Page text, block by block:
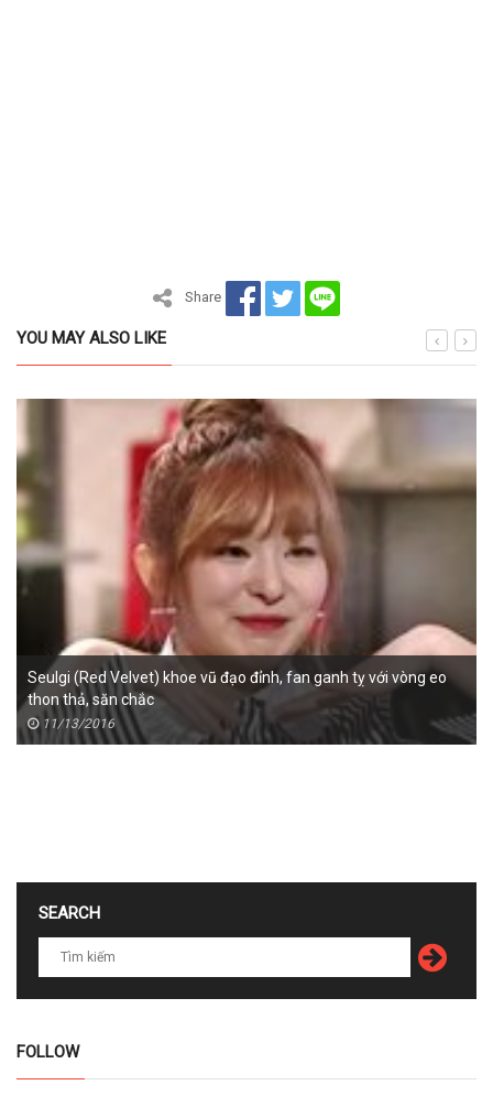
Share
YOU MAY ALSO LIKE
Seulgi (Red Velvet) khoe vũ đạo đỉnh, fan ganh tỵ với vòng eo
thon thả, săn chắc
11/13/2016
SEARCH
FOLLOW